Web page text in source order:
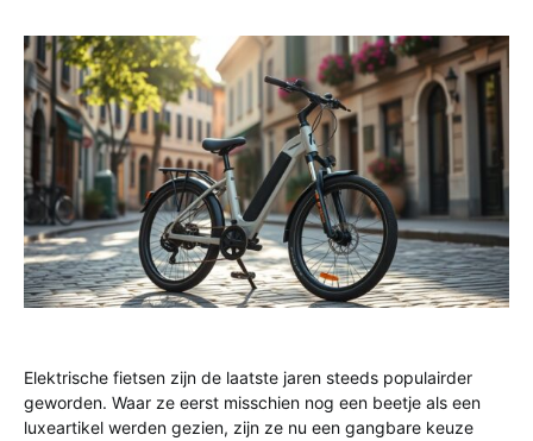
Elektrische fietsen zijn de laatste jaren steeds populairder
geworden. Waar ze eerst misschien nog een beetje als een
luxeartikel werden gezien, zijn ze nu een gangbare keuze